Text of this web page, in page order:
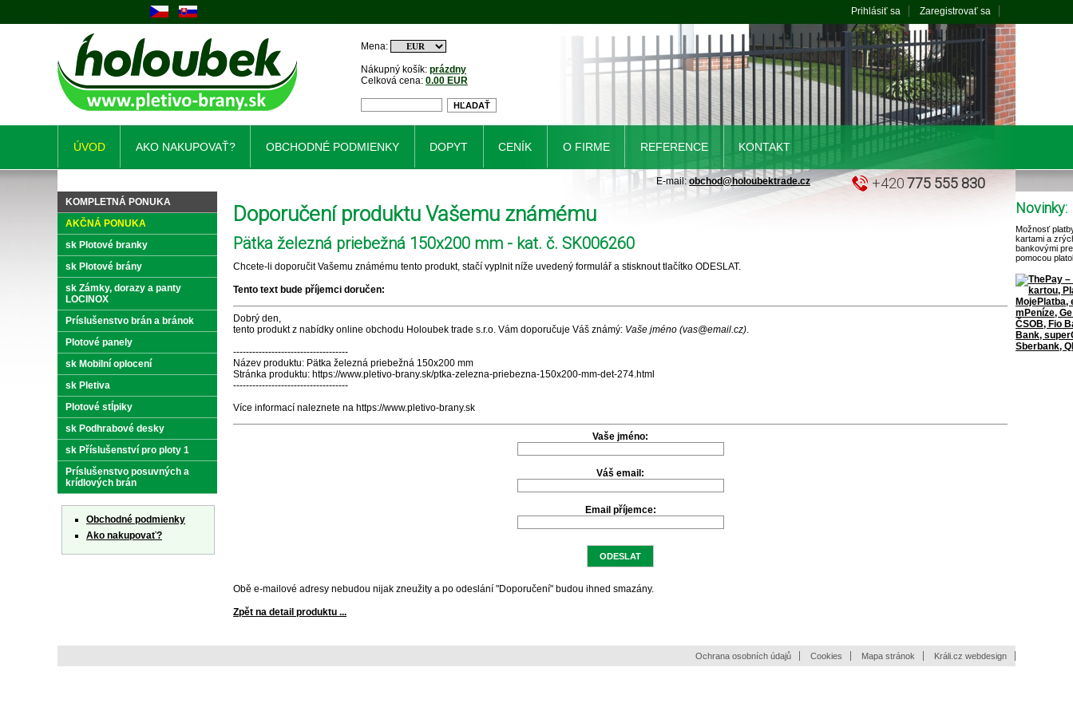
Doporučení produktu Vašemu známému
Pätka železná priebežná 150x200 mm - kat. č. SK006260
Chcete-li doporučit Vašemu známému tento produkt, stačí vyplnit níže uvedený formulář a stisknout tlačítko ODESLAT.
Tento text bude příjemci doručen:
Dobrý den,
tento produkt z nabídky online obchodu Holoubek trade s.r.o. Vám doporučuje Váš známý: Vaše jméno (vas@email.cz).
------------------------------------
Název produktu: Pätka železná priebežná 150x200 mm
Stránka produktu: https://www.pletivo-brany.sk/ptka-zelezna-priebezna-150x200-mm-det-274.html
------------------------------------
Více informací naleznete na https://www.pletivo-brany.sk
Vaše jméno:
Váš email:
Email příjemce:
Obě e-mailové adresy nebudou nijak zneužity a po odeslání "Doporučení" budou ihned smazány.
Zpět na detail produktu ...
KOMPLETNÁ PONUKA
AKČNÁ PONUKA
sk Plotové branky
sk Plotové brány
sk Zámky, dorazy a panty
LOCINOX
Príslušenstvo brán a bránok
Plotové panely
sk Mobilní oplocení
sk Pletiva
Plotové stĺpiky
sk Podhrabové desky
sk Příslušenství pro ploty 1
Príslušenstvo posuvných a
krídlových brán
Obchodné podmienky
Ako nakupovať?
Novinky:
Možnosť
kartami a
bankovými
pomocou
Nákupný košík: prázdny
Celková cena: 0.00 EUR
Mena:
Prihlásiť sa Zaregistrovať sa
ÚVOD AKO NAKUPOVAŤ? OBCHODNÉ PODMIENKY DOPYT CENÍK O FIRME REFERENCE KONTAKT
+420775 555 830
E-mail:obchod@holoubektrade.cz
Ochrana osobních údajů Cookies Mapa stránok Králi.cz webdesign